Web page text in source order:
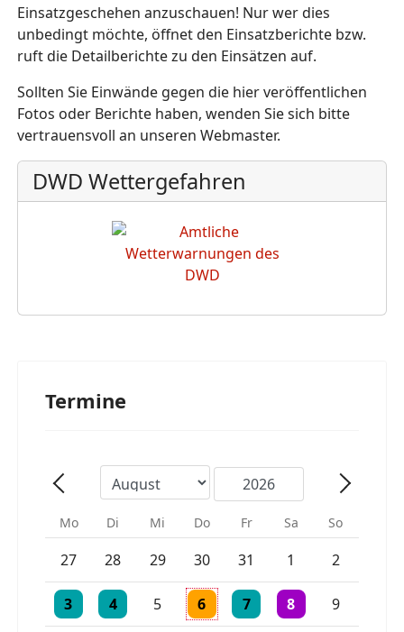
Einsatzgeschehen anzuschauen! Nur wer dies
unbedingt möchte, öffnet den Einsatzberichte bzw.
ruft die Detailberichte zu den Einsätzen auf.
Sollten Sie Einwände gegen die hier veröffentlichen
Fotos oder Berichte haben, wenden Sie sich bitte
vertrauensvoll an unseren Webmaster.
DWD Wettergefahren
Termine
Mo Di Mi Do Fr Sa So
27 28 29 30
Einzelne Veranstaltung
31
Einzelne Veranstaltung
1 2
3
Einzelne Veranstaltung
4
Einzelne Veranstaltung
5 6
Einzelne Veranstaltung
7
Einzelne Veranstaltung
8
2 Veranstaltungen
9